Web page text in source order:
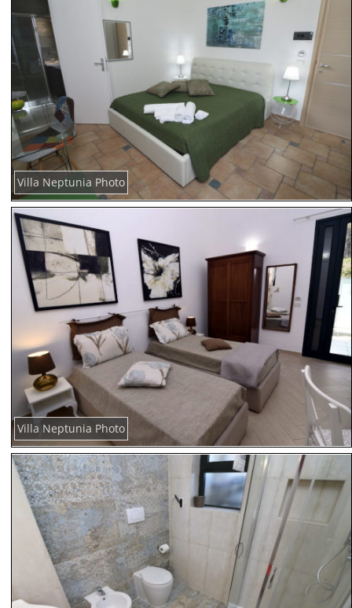
Villa Neptunia Photo
Villa Neptunia Photo